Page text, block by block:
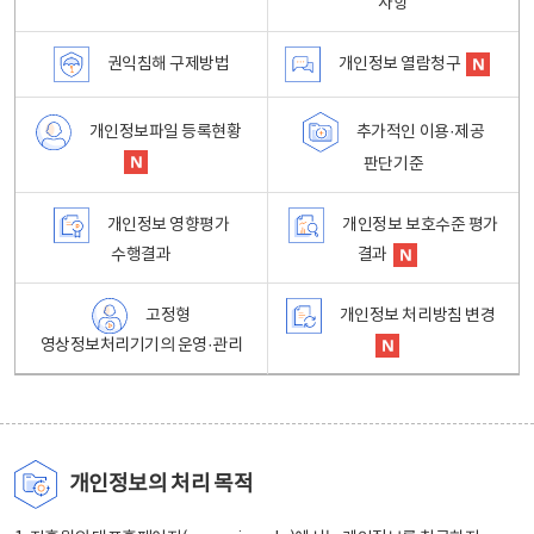
사항
권익침해 구제방법 개인정보 열람청구
개인정보파일 등록현황
추가적인 이용·제공
판단기준
개인정보 영향평가
수행결과
개인정보 보호수준 평가
결과
고정형
영상정보처리기기의 운영·관리
개인정보 처리방침 변경
개인정보의 처리 목적